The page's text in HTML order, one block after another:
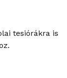
tesiórákra is